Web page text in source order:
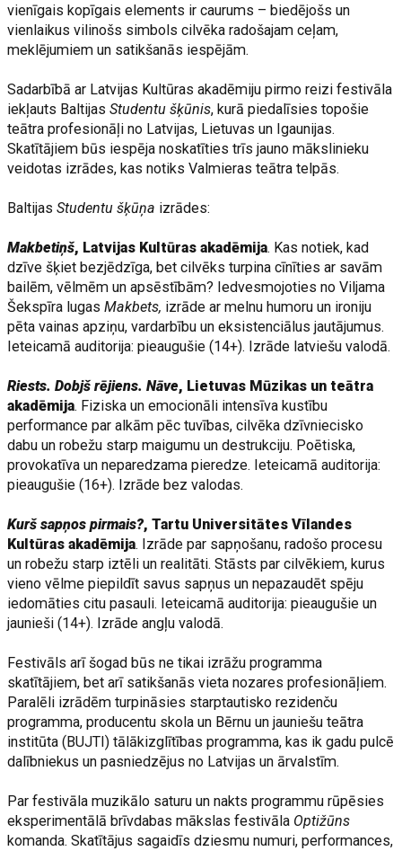
vienīgais kopīgais elements ir caurums – biedējošs un
vienlaikus vilinošs simbols cilvēka radošajam ceļam,
meklējumiem un satikšanās iespējām.
Sadarbībā ar Latvijas Kultūras akadēmiju pirmo reizi festivāla
iekļauts BaltijasStudentu šķūnis, kurā piedalīsies topošie
teātra profesionāļi no Latvijas, Lietuvas un Igaunijas.
Skatītājiem būs iespēja noskatīties trīs jauno mākslinieku
veidotas izrādes, kas notiks Valmieras teātra telpās.
BaltijasStudentu šķūņa izrādes:
Makbetiņš, Latvijas Kultūras akadēmija. Kas notiek, kad
dzīve šķiet bezjēdzīga, bet cilvēks turpina cīnīties ar savām
bailēm, vēlmēm un apsēstībām? Iedvesmojoties no Viljama
Šekspīra lugasMakbets, izrāde ar melnu humoru un ironiju
pēta vainas apziņu, vardarbību un eksistenciālus jautājumus.
Ieteicamā auditorija: pieaugušie (14+). Izrāde latviešu valodā.
Riests. Dobjš rējiens. Nāve, Lietuvas Mūzikas un teātra
akadēmija. Fiziska un emocionāli intensīva kustību
performance par alkām pēc tuvības, cilvēka dzīvniecisko
dabu un robežu starp maigumu un destrukciju. Poētiska,
provokatīva un neparedzama pieredze. Ieteicamā auditorija:
pieaugušie (16+). Izrāde bez valodas.
Kurš sapņos pirmais?, Tartu Universitātes Vīlandes
Kultūras akadēmija. Izrāde par sapņošanu, radošo procesu
un robežu starp iztēli un realitāti. Stāsts par cilvēkiem, kurus
vieno vēlme piepildīt savus sapņus un nepazaudēt spēju
iedomāties citu pasauli. Ieteicamā auditorija: pieaugušie un
jaunieši (14+). Izrāde angļu valodā.
Festivāls arī šogad būs ne tikai izrāžu programma
skatītājiem, bet arī satikšanās vieta nozares profesionāļiem.
Paralēli izrādēm turpināsies starptautisko rezidenču
programma, producentu skola un Bērnu un jauniešu teātra
institūta (BUJTI) tālākizglītības programma, kas ik gadu pulcē
dalībniekus un pasniedzējus no Latvijas un ārvalstīm.
Par festivāla muzikālo saturu un nakts programmu rūpēsies
eksperimentālā brīvdabas mākslas festivāla Optižūns
komanda. Skatītājus sagaidīs dziesmu numuri, performances,